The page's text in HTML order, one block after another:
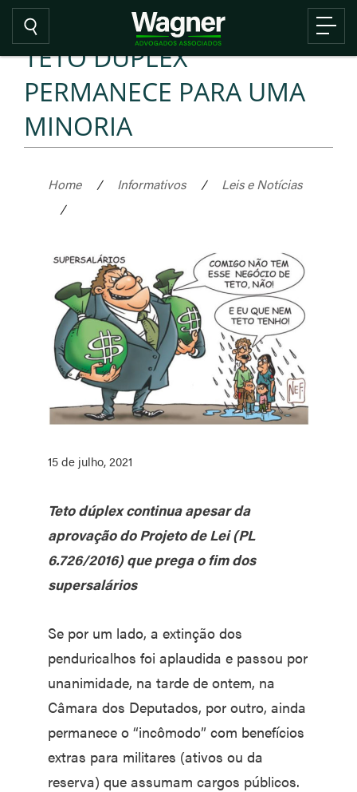
TETO DÚPLEX
PERMANECE PARA UMA
MINORIA
Home / Informativos /
Leis e Notícias
/
15 de julho, 2021
Teto dúplex continua apesar da
aprovação do Projeto de Lei (PL
6.726/2016) que prega o fim dos
supersalários
Se por um lado, a extinção dos
penduricalhos foi aplaudida e passou por
unanimidade, na tarde de ontem, na
Câmara dos Deputados, por outro, ainda
permanece o “incômodo” com benefícios
extras para militares (ativos ou da
reserva) que assumam cargos públicos.